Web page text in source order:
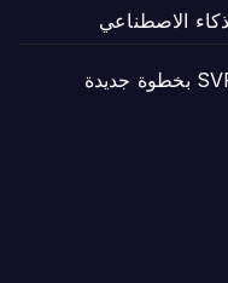
الاصطناعي